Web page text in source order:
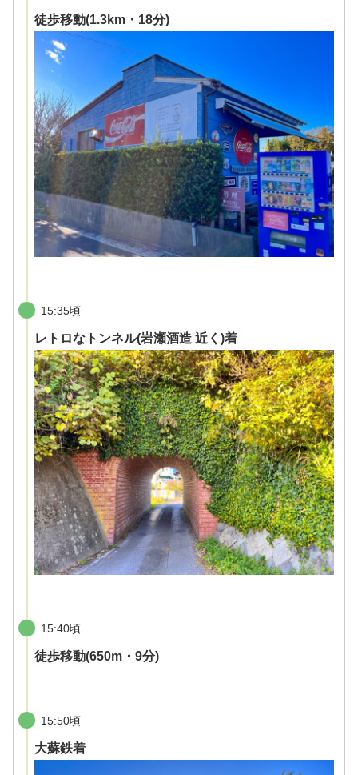
徒歩移動(1.3km・18分)
15:35頃
レトロなトンネル(岩瀬酒造 近く)着
15:40頃
徒歩移動(650m・9分)
15:50頃
大蘇鉄着